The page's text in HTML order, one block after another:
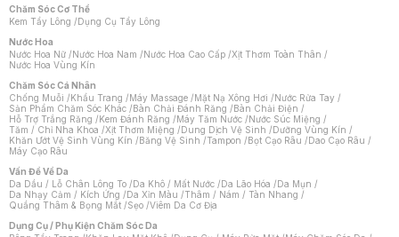
Chăm Sóc Cơ Thể
Kem Tẩy Lông /Dụng Cụ Tẩy Lông
Nước Hoa
Nước Hoa Nữ /Nước Hoa Nam /Nước Hoa Cao Cấp /Xịt Thơm Toàn Thân /
Nước Hoa Vùng Kín
Chăm Sóc Cá Nhân
Chống Muỗi /Khẩu Trang /Máy Massage /Mặt Nạ Xông Hơi /Nước Rửa Tay /
Sản Phẩm Chăm Sóc Khác /Bàn Chải Đánh Răng /Bàn Chải Điện /
Hỗ Trợ Trắng Răng /Kem Đánh Răng /Máy Tăm Nước /Nước Súc Miệng /
Tăm / Chỉ Nha Khoa /Xịt Thơm Miệng /Dung Dịch Vệ Sinh /Dưỡng Vùng Kín /
Khăn Ướt Vệ Sinh Vùng Kín /Băng Vệ Sinh /Tampon /Bọt Cạo Râu /Dao Cạo Râu /
Máy Cạo Râu
Vấn Đề Về Da
Da Dầu / Lỗ Chân Lông To /Da Khô / Mất Nước /Da Lão Hóa /Da Mụn /
Da Nhạy Cảm / Kích Ứng /Da Xỉn Màu /Thâm / Nám / Tàn Nhang /
Quầng Thâm & Bọng Mắt /Sẹo /Viêm Da Cơ Địa
Dụng Cụ / Phụ Kiện Chăm Sóc Da